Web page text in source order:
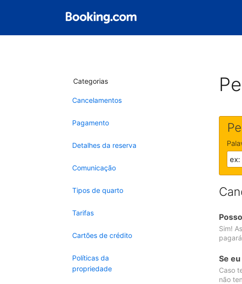
Categorias
Cancelamentos
Pagamento
Detalhes da reserva
Comunicação
Tipos de quarto
Tarifas
Cartões de crédito
Políticas da
propriedade
Sim!
Se
Caso
não